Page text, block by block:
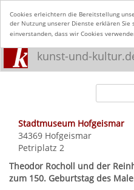
Cookies erleichtern die Bereitstellung
der Nutzung unserer Dienste erklären Sie
einverstanden, dass wir Cookies
kunst-und-
Stadtmuseum Hofgeismar
34369 Hofgeismar
Petriplatz 2
Theodor Rocholl und der
zum 150. Geburtstag des